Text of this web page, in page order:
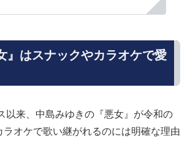
』はスナックやカラオケで愛
以来、中島みゆきの『悪女』が令和の
ラオケで歌い継がれるのには明確な理由